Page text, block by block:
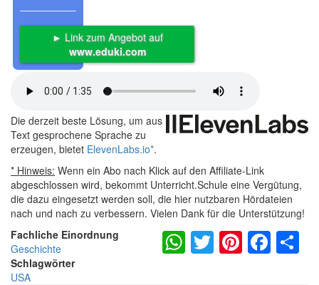
► Link zum Angebot auf
www.eduki.com
Die derzeit beste Lösung, um aus
Text gesprochene Sprache zu
erzeugen, bietet ElevenLabs.io*.
* Hinweis: Wenn ein Abo nach Klick auf den Affiliate-Link
abgeschlossen wird, bekommt Unterricht.Schule eine Vergütung,
die dazu eingesetzt werden soll, die hier nutzbaren Hördateien
nach und nach zu verbessern. Vielen Dank für die Unterstützung!
Fachliche Einordnung
Geschichte
Schlagwörter
USA
WhatsApp
Twitter